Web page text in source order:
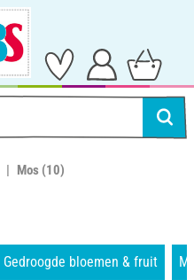
Mos (10)
Gedroogde bloemen & fruit